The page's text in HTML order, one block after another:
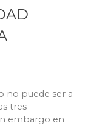
no puede ser a
tres
embargo en